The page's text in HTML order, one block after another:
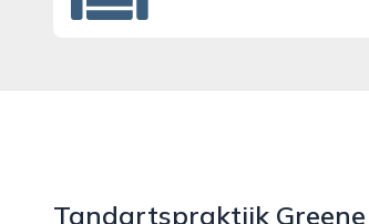
Tandartspraktijk Greene